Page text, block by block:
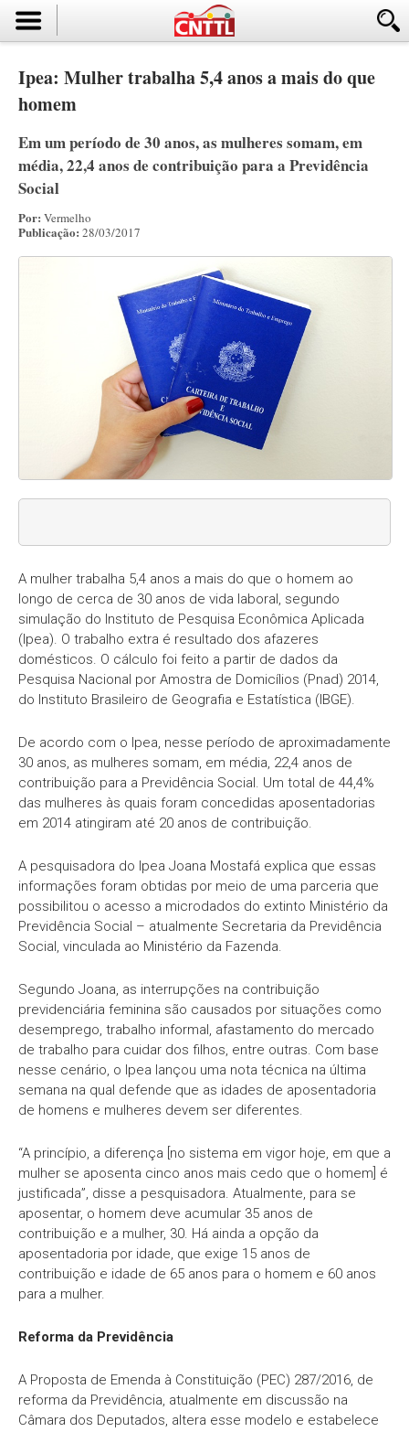
Ipea: Mulher trabalha 5,4 anos a mais do que
homem
Em um período de 30 anos, as mulheres somam, em
média, 22,4 anos de contribuição para a Previdência
Social
Por: Vermelho
Publicação: 28/03/2017
A mulher trabalha 5,4 anos a mais do que o homem ao
longo de cerca de 30 anos de vida laboral, segundo
simulação do Instituto de Pesquisa Econômica Aplicada
(Ipea). O trabalho extra é resultado dos afazeres
domésticos. O cálculo foi feito a partir de dados da
Pesquisa Nacional por Amostra de Domicílios (Pnad) 2014,
do Instituto Brasileiro de Geografia e Estatística (IBGE).
De acordo com o Ipea, nesse período de aproximadamente
30 anos, as mulheres somam, em média, 22,4 anos de
contribuição para a Previdência Social. Um total de 44,4%
das mulheres às quais foram concedidas aposentadorias
em 2014 atingiram até 20 anos de contribuição.
A pesquisadora do Ipea Joana Mostafá explica que essas
informações foram obtidas por meio de uma parceria que
possibilitou o acesso a microdados do extinto Ministério da
Previdência Social – atualmente Secretaria da Previdência
Social, vinculada ao Ministério da Fazenda.
Segundo Joana, as interrupções na contribuição
previdenciária feminina são causados por situações como
desemprego, trabalho informal, afastamento do mercado
de trabalho para cuidar dos filhos, entre outras. Com base
nesse cenário, o Ipea lançou uma nota técnica na última
semana na qual defende que as idades de aposentadoria
de homens e mulheres devem ser diferentes.
“A princípio, a diferença [no sistema em vigor hoje, em que a
mulher se aposenta cinco anos mais cedo que o homem] é
justificada”, disse a pesquisadora. Atualmente, para se
aposentar, o homem deve acumular 35 anos de
contribuição e a mulher, 30. Há ainda a opção da
aposentadoria por idade, que exige 15 anos de
contribuição e idade de 65 anos para o homem e 60 anos
para a mulher.
Reforma da Previdência
A Proposta de Emenda à Constituição (PEC) 287/2016, de
reforma da Previdência, atualmente em discussão na
Câmara dos Deputados, altera esse modelo e estabelece